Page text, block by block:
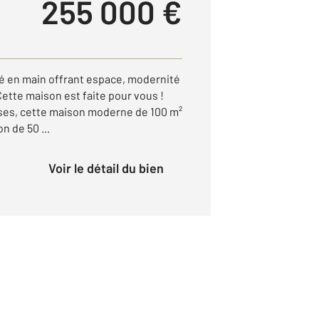
255 000 €
en main offrant espace, modernité
maison est faite pour vous !
cette maison moderne de 100 m²
de 50 ...
Voir le détail du bien